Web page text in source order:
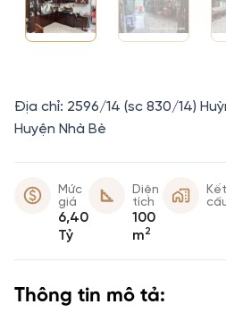
Địa chỉ: 2596/14 (sc 830/14)
Huyện Nhà Bè
Mức
giá
6,40
Tỷ
Diện
tích
100
m2
Kết
Thông tin mô tả: